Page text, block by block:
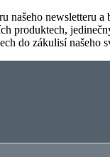
našeho newsletteru
produktech,
do zákulisí našeho